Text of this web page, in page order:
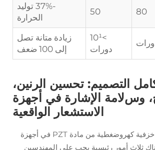
80
50
-37% توليد
الحرارة
>10¹
دورات
زيادة متانة تصل
إلى 100 ضعف
التصميم: تحسين الرنين،
وسﻻمة الإشارة في أجهزة
الاستشعار الواقعية
عندَ تركيب حلقات خزفية كهروضغطية من مادة PZT في أجهزة
ثلاث أمور رئيسية يجب على المهندسين